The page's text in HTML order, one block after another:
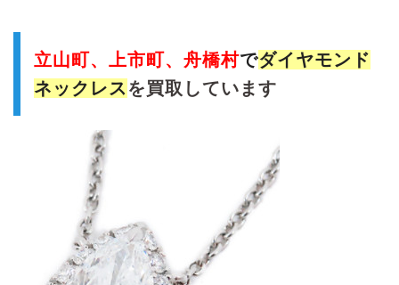
立山町、上市町、舟橋村でダイヤモンド
ネックレス を買取しています